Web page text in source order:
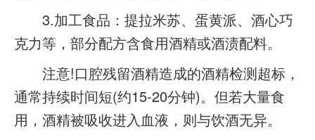
3.加工食品：提拉米苏、蛋黄派、酒心巧
克力等，部分配方含食用酒精或酒渍配料。
注意!口腔残留酒精造成的酒精检测超标，
通常持续时间短(约15-20分钟)。但若大量食
用，酒精被吸收进入血液，则与饮酒无异。